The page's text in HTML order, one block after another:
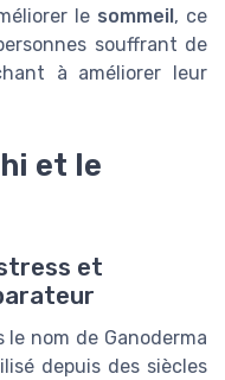
le sommeil, ce
souffrant de
à améliorer leur
et le
et
nom de Ganoderma
depuis des siècles